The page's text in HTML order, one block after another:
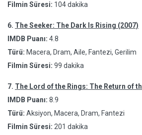
Filmin Süresi: 104 dakika
6. The Seeker: The Dark Is Rising (2007)
IMDB Puanı: 4.8
Türü: Macera, Dram, Aile, Fantezi, Gerilim
Filmin Süresi: 99 dakika
7. The Lord of the Rings: The Return of
IMDB Puanı: 8.9
Türü: Aksiyon, Macera, Dram, Fantezi
Filmin Süresi: 201 dakika